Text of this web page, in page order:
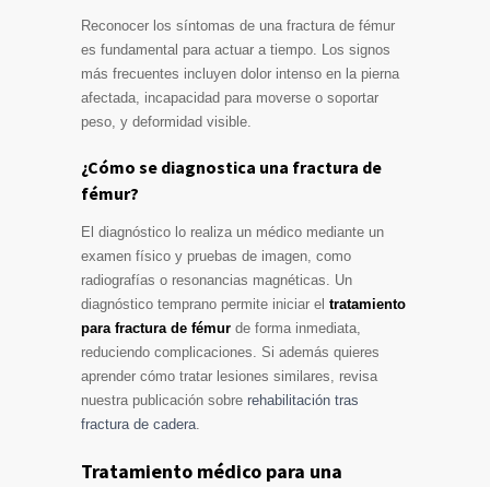
Reconocer los síntomas de una fractura de fémur
es fundamental para actuar a tiempo. Los signos
más frecuentes incluyen dolor intenso en la pierna
afectada, incapacidad para moverse o soportar
peso, y deformidad visible.
¿Cómo se diagnostica una fractura de
fémur?
El diagnóstico lo realiza un médico mediante un
examen físico y pruebas de imagen, como
radiografías o resonancias magnéticas. Un
diagnóstico temprano permite iniciar el tratamiento
para fractura de fémur de forma inmediata,
reduciendo complicaciones. Si además quieres
aprender cómo tratar lesiones similares, revisa
nuestra publicación sobre rehabilitación tras
fractura de cadera.
Tratamiento médico para una